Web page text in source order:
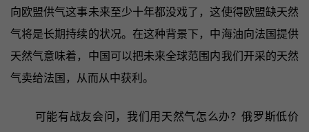
向欧盟供气这事未来至少十年都没戏了，这使得欧盟缺天然
气将是长期持续的状况。在这种背景下，中海油向法国提供
天然气意味着，中国可以把未来全球范围内我们开采的天然
气卖给法国，从而从中获利。
可能有战友会问，我们用天然气怎么办？俄罗斯低价